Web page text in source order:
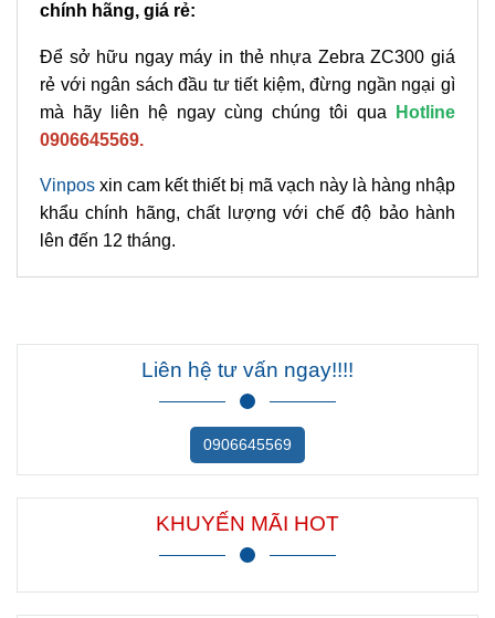
chính hãng, giá rẻ:
Để sở hữu ngay máy in thẻ nhựa Zebra ZC300 giá
rẻ với ngân sách đầu tư tiết kiệm, đừng ngần ngại gì
mà hãy liên hệ ngay cùng chúng tôi qua
Hotline
0906645569.
Vinpos xin cam kết thiết bị mã vạch này là hàng nhập
khẩu chính hãng, chất lượng với chế độ bảo hành
lên đến 12 tháng.
Liên hệ tư vấn ngay!!!!
0906645569
KHUYẾN MÃI HOT